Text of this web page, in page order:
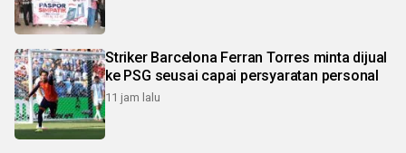
Striker Barcelona Ferran Torres minta dijual
ke PSG seusai capai persyaratan personal
11 jam lalu